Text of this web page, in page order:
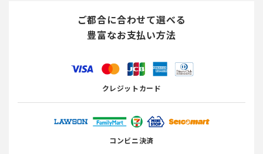
ご都合に合わせて選べる
豊富なお支払い方法
クレジットカード
コンビニ決済